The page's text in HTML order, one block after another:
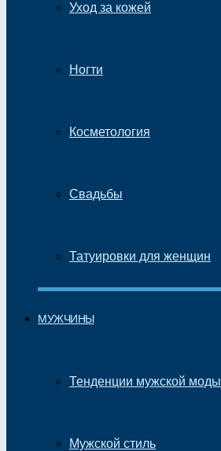
Уход за кожей
Ногти
Косметология
Свадьбы
Татуировки для женщин
МУЖЧИНЫ
Тенденции мужской моды
Мужской стиль